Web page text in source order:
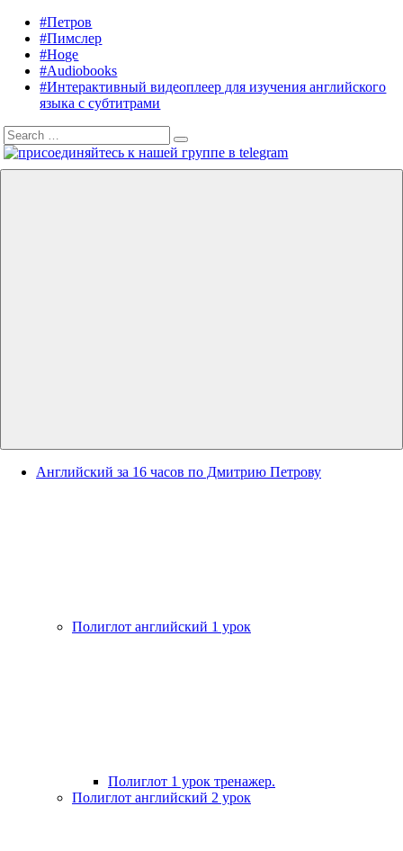
content
Listening
English
Audiobooks
English,
Petrov
English
#Петров
#Пимслер
#Hoge
#Audiobooks
#Интерактивный видеоплеер для изучения английского
языка с субтитрами
Search
for:
Search
Английский за 16 часов по Дмитрию Петрову
Полиглот английский 1 урок
Полиглот 1 урок тренажер.
Полиглот английский 2 урок